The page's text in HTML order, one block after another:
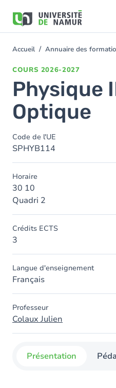
contenu
You
Accueil Annuaire des
COURS 2026-2027
Physique
Optique
Code de l'UE
SPHYB114
Horaire
30 10
Quadri 2
Crédits ECTS
3
Langue d'enseignement
Français
Professeur
Colaux Julien
Présentation